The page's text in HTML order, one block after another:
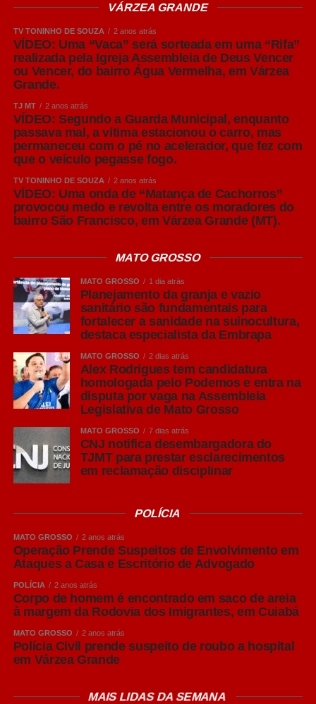
durante cada fase produtiva, respeitando o sistema “todos
dentro, todos fora”. Essa estratégia facilita a realização do
vazio sanitário entre os lotes, permitindo a limpeza,
desinfecção e quebra do ciclo de transmissão de agentes
causadores de doenças.
“Nem sempre é possível construir novas instalações
imediatamente. Mas, mesmo em estruturas existentes, o
produtor pode organizar os animais em lotes, manter
grupos da mesma idade nas mesmas salas e realizar o
vazio sanitário sempre que possível. São medidas que
contribuem muito para preservar a sanidade do rebanho”,
momento em que bandidos rendem
PM e fogem após ele reagir
Para o presidente da Acrismat, Frederico Tannure Filho,
compromisso da entidade com a difusão de
conhecimento técnico que contribua para o fortalecimento
da suinocultura mato-grossense.
“A sanidade é um dos maiores patrimônios da
suinocultura brasileira e precisa ser preservada
diariamente dentro das granjas. Trazer esse debate para
o Simpósio permite que nossos produtores tenham
vezes, melhorias no manejo, no planejamento da
produção em lotes e no cumprimento do vazio sanitário
geram ganhos expressivos em produtividade e
competitividade. A Acrismat trabalha justamente para
aproximar o produtor dessas informações e fortalecer
cada vez mais a cadeia produtiva em Mato Grosso”,
afirmou Frederico Tannure Filho.
COMENTE ABAIXO:
VÁRZEA GRANDE
TV TONINHO DE SOUZA 2 anos atrás
VÍDEO: Uma “Vaca” será sorteada em uma “Rifa”
realizada pela Igreja Assembleia de Deus Vencer
ou Vencer, do bairro Água Vermelha, em Várzea
Grande.
TJ MT 2 anos atrás
VÍDEO: Segundo a Guarda Municipal, enquanto
passava mal, a vítima estacionou o carro, mas
permaneceu com o pé no acelerador, que fez com
que o veículo pegasse fogo.
TV TONINHO DE SOUZA 2 anos atrás
VÍDEO: Uma onda de “Matança de Cachorros”
provocou medo e revolta entre os moradores do
bairro São Francisco, em Várzea Grande (MT).
MATO GROSSO
MATO GROSSO 1 dia atrás
Planejamento da granja e vazio
sanitário são fundamentais para
fortalecer a sanidade na suinocultura,
destaca especialista da Embrapa
MATO GROSSO 2 dias atrás
Alex Rodrigues tem candidatura
homologada pelo Podemos e entra na
disputa por vaga na Assembleia
Legislativa de Mato Grosso
MATO GROSSO 7 dias atrás
CNJ notifica desembargadora do
TJMT para prestar esclarecimentos
em reclamação disciplinar
POLÍCIA
MATO GROSSO 2 anos atrás
Operação Prende Suspeitos de Envolvimento em
Ataques a Casa e Escritório de Advogado
POLÍCIA 2 anos atrás
Corpo de homem é encontrado em saco de areia
à margem da Rodovia dos Imigrantes, em Cuiabá
MATO GROSSO 2 anos atrás
Polícia Civil prende suspeito de roubo a hospital
em Várzea Grande
MAIS LIDAS DA SEMANA